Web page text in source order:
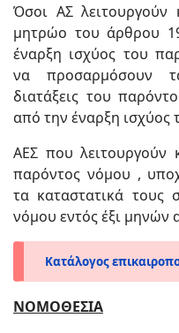
Όσοι ΑΣ λειτουργούν
μητρώο του άρθρου
έναρξη ισχύος του
να προσαρμόσουν
διατάξεις του
από την έναρξη ισχύος
ΑΕΣ που λειτουργούν
παρόντος νόμου ,
τα καταστατικά τους
νόμου εντός έξι μηνών
Κατάλογος
ΝΟΜΟΘΕΣΙΑ